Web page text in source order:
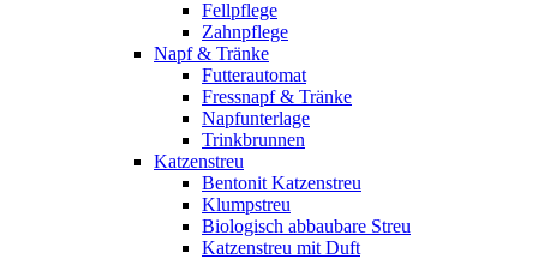
Fellpflege
Zahnpflege
Napf & Tränke
Futterautomat
Fressnapf & Tränke
Napfunterlage
Trinkbrunnen
Katzenstreu
Bentonit Katzenstreu
Klumpstreu
Biologisch abbaubare Streu
Katzenstreu mit Duft